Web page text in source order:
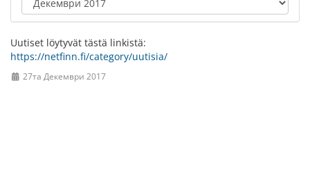
Uutiset löytyvät tästä linkistä:
https://netfinn.fi/category/uutisia/
27та Декември 2017